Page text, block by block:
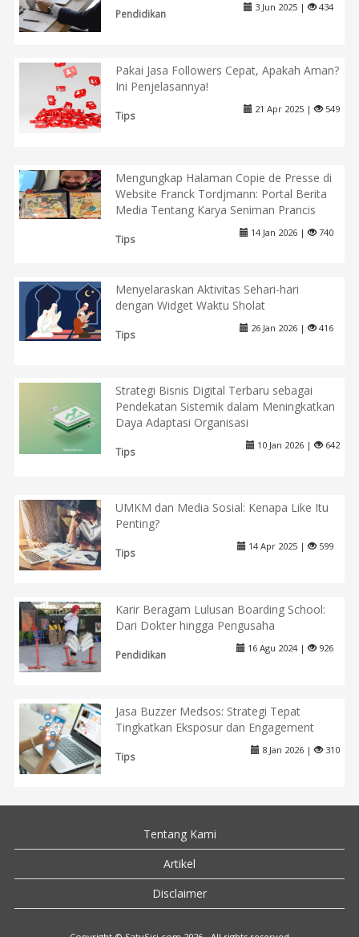
Pendidikan
3 Jun 2025 | 434
Pakai Jasa Followers Cepat, Apakah Aman?
Ini Penjelasannya!
Tips
21 Apr 2025 | 549
Mengungkap Halaman Copie de Presse di
Website Franck Tordjmann: Portal Berita
Media Tentang Karya Seniman Prancis
Tips
14 Jan 2026 | 740
Menyelaraskan Aktivitas Sehari-hari
dengan Widget Waktu Sholat
Tips
26 Jan 2026 | 416
Strategi Bisnis Digital Terbaru sebagai
Pendekatan Sistemik dalam Meningkatkan
Daya Adaptasi Organisasi
Tips
10 Jan 2026 | 642
UMKM dan Media Sosial: Kenapa Like Itu
Penting?
Tips
14 Apr 2025 | 599
Karir Beragam Lulusan Boarding School:
Dari Dokter hingga Pengusaha
Pendidikan
16 Agu 2024 | 926
Jasa Buzzer Medsos: Strategi Tepat
Tingkatkan Eksposur dan Engagement
Tips
8 Jan 2026 | 310
Tentang Kami
Artikel
Disclaimer